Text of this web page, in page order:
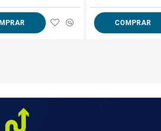
Ancho 35cm, Profundidad
COMPRAR
COMPRAR